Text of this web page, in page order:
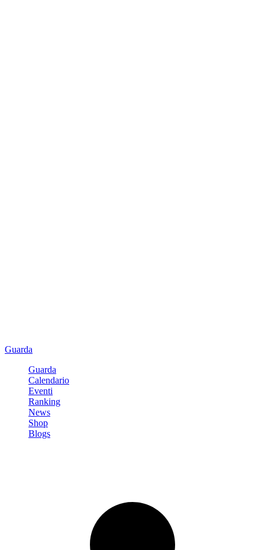
Guarda
Guarda
Calendario
Eventi
Ranking
News
Shop
Blogs